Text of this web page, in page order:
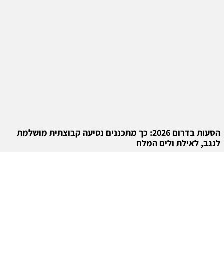
הסעות בדרום 2026: כך מתכננים נסיעה קבוצתית מושלמת
לנגב, לאילת ולים המלח